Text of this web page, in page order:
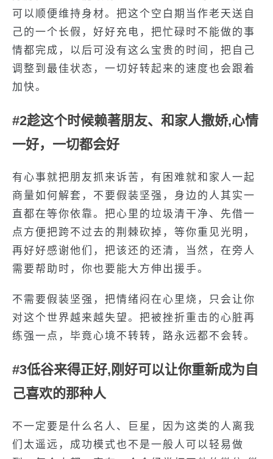
可以顺便维持身材。把这个空白期当作老天送自
己的一个长假，好好充电，把忙碌时不能做的事
情都完成，以后可没有这么宝贵的时间，把自己
调整到最佳状态，一切好转起来的速度也会跟着
加快。
#2趁这个时候赖著朋友、和家人撒娇,心情
一好，一切都会好
有心事就把朋友抓来诉苦，有困难就和家人一起
商量如何解套，不要假装坚强，身边的人其实一
直都在等你依靠。把心里的垃圾清干净、先借一
点方便把跨不过去的荆棘砍掉，等你重见光明，
再好好感谢他们，把该还的还清，当然，在旁人
需要帮助时，你也要能大方伸出援手。
不需要假装坚强，把情绪闷在心里烧，只会让你
对这个世界越来越失望。把被挫折重击的心脏再
练强一点，毕竟心境不转转，路永远都不会转。
#3低谷来得正好,刚好可以让你重新成为自
己喜欢的那种人
不一定要是什么名人、巨星，因为这类的人离我
们太遥远，成功模式也不是一般人可以轻易做